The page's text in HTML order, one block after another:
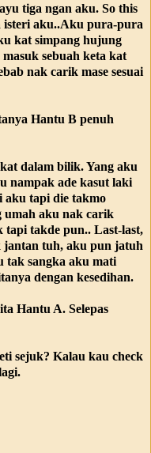
tiga ngan aku. So this
isteri aku..Aku pura-pura
kat simpang hujung
sebuah keta kat
nak carik mase sesuai
Hantu B penuh
dalam bilik. Yang aku
nampak ade kasut laki
aku tapi die takmo
umah aku nak carik
takde pun.. Last-last,
jantan tuh, aku pun jatuh
tak sangka aku mati
dengan kesedihan.
Hantu A. Selepas
sejuk? Kalau kau check